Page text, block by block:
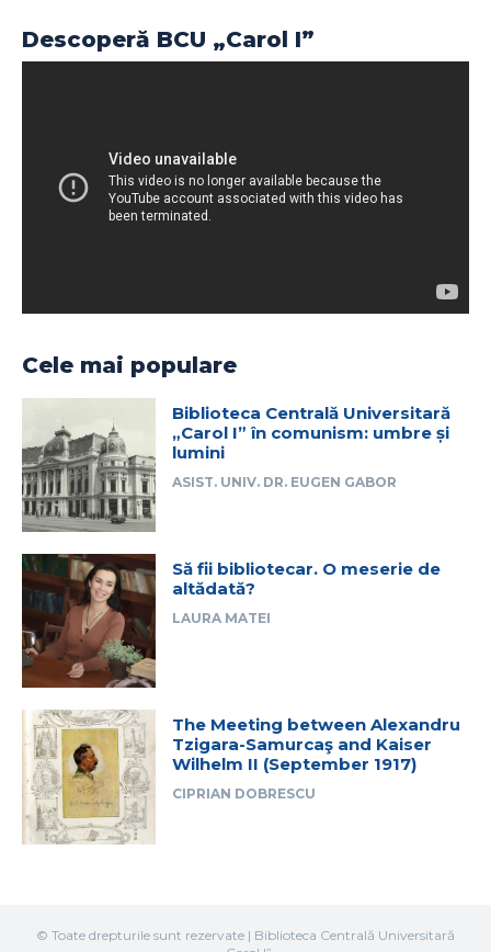
Descoperă BCU „Carol I”
Cele mai populare
Biblioteca Centrală Universitară
„Carol I” în comunism: umbre și
lumini
ASIST. UNIV. DR. EUGEN GABOR
Să fii bibliotecar. O meserie de
altădată?
LAURA MATEI
The Meeting between Alexandru
Tzigara-Samurcaş and Kaiser
Wilhelm II (September 1917)
CIPRIAN DOBRESCU
© Toate drepturile sunt rezervate | Biblioteca Centrală Universitară